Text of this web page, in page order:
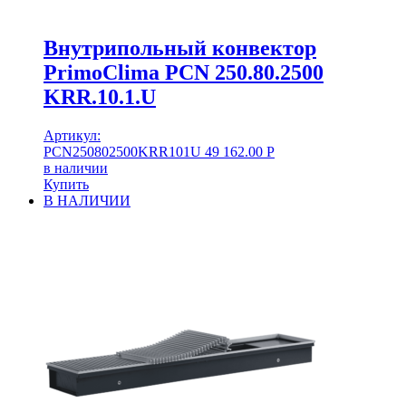
Внутрипольный конвектор
PrimoClima PCN 250.80.2500
KRR.10.1.U
Артикул:
PCN250802500KRR101U 49 162.00 Р
в наличии
Купить
В НАЛИЧИИ